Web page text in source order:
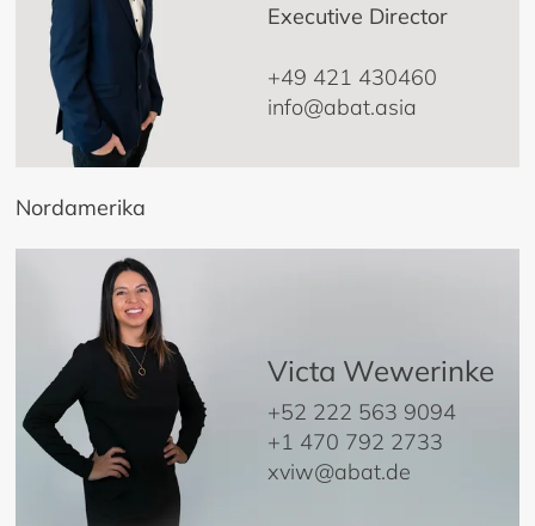
Executive Director
+49 421 430460
info@abat.asia
Nordamerika
Victa Wewerinke
+52 222 563 9094
+1 470 792 2733
xviw@abat.de